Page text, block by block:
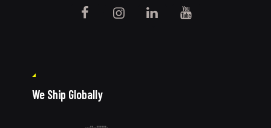
We Ship Globally